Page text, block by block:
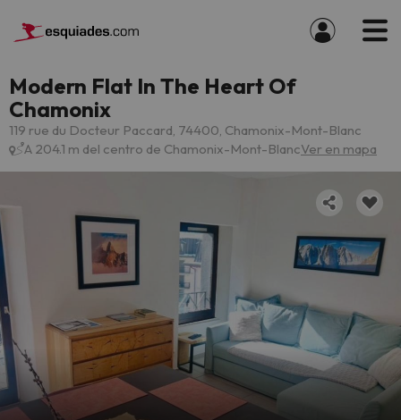
Modern Flat In The Heart Of
Chamonix
119 rue du Docteur Paccard, 74400, Chamonix-Mont-Blanc
A 204.1 m del centro de Chamonix-Mont-BlancVer en mapa